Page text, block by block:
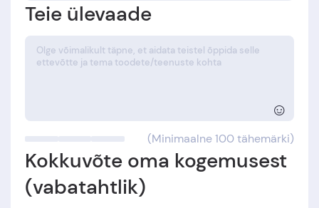
Teie ülevaade
☺
(Minimaalne 100 tähemärki)
Kokkuvõte oma kogemusest
(vabatahtlik)